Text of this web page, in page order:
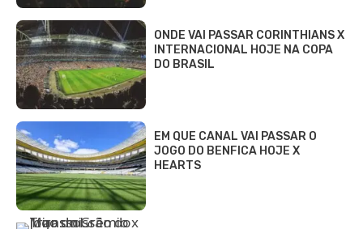
ONDE VAI PASSAR CORINTHIANS X
INTERNACIONAL HOJE NA COPA
DO BRASIL
EM QUE CANAL VAI PASSAR O
JOGO DO BENFICA HOJE X
HEARTS